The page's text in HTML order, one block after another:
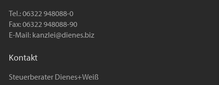
Tel.: 06322 948088-0
Fax: 06322 948088-90
E-Mail: kanzlei@dienes.biz
Kontakt
Steuerberater Dienes+Weiß